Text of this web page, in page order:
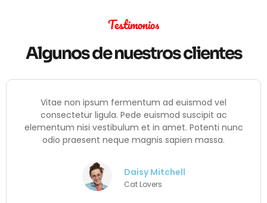
Testimonios
Algunos de nuestros clientes
Vitae non ipsum fermentum ad euismod vel
consectetur ligula. Pede euismod suscipit ac
elementum nisi vestibulum et in amet. Potenti nunc
odio praesent neque magnis sapien massa.
Daisy Mitchell
Cat Lovers